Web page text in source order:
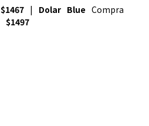
$1467 | Dolar Blue Compra
$1497